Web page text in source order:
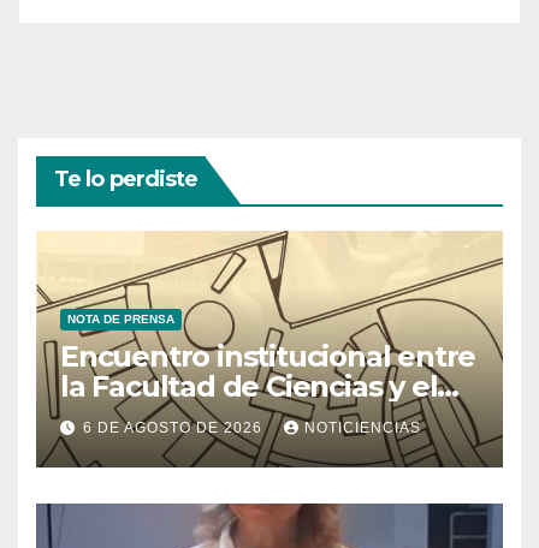
Te lo perdiste
NOTA DE PRENSA
Encuentro institucional entre
la Facultad de Ciencias y el
Ministerio de Ciencia y
Tecnología
6 DE AGOSTO DE 2026 NOTICIENCIAS